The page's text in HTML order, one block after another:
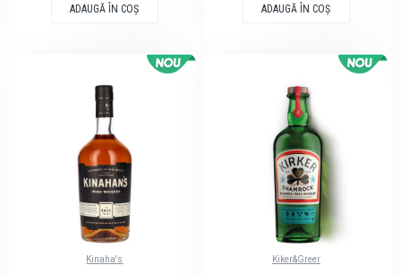
ADAUGĂ ÎN COŞ ADAUGĂ ÎN COŞ
Kinaha's Kiker&Greer